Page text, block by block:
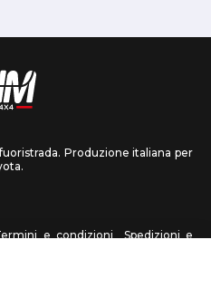
Produzione italiana per
e condizioni
Spedizioni e